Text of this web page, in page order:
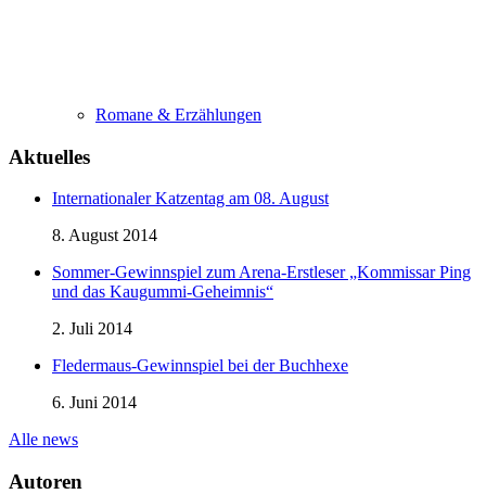
Romane & Erzählungen
Aktuelles
Internationaler Katzentag am 08. August
8. August 2014
Sommer-Gewinnspiel zum Arena-Erstleser „Kommissar Ping
und das Kaugummi-Geheimnis“
2. Juli 2014
Fledermaus-Gewinnspiel bei der Buchhexe
6. Juni 2014
Alle news
Autoren